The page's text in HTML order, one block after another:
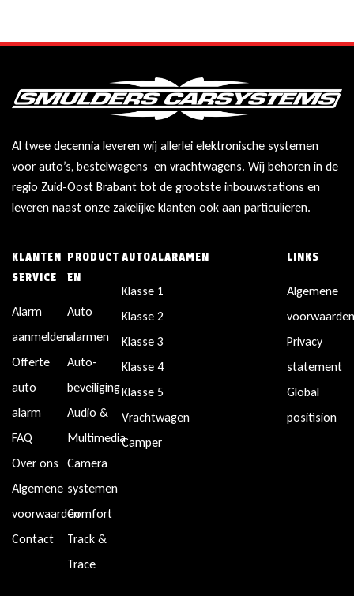
Al twee decennia leveren wij allerlei elektronische systemen
voor auto’s, bestelwagens en vrachtwagens. Wij behoren in de
regio Zuid-Oost Brabant tot de grootste inbouwstations en
leveren naast onze zakelijke klanten ook aan particulieren.
KLANTEN
SERVICE
Alarm
aanmelden
Offerte
auto
alarm
FAQ
Over ons
Algemene
voorwaarden
Contact
PRODUCT
EN
Auto
alarmen
Auto-
beveiliging
Audio &
Multimedia
Camera
systemen
Comfort
Track &
Trace
AUTOALARAMEN
Klasse 1
Klasse 2
Klasse 3
Klasse 4
Klasse 5
Vrachtwagen
Camper
LINKS
Algemene
Privacy
statement
Global
positision